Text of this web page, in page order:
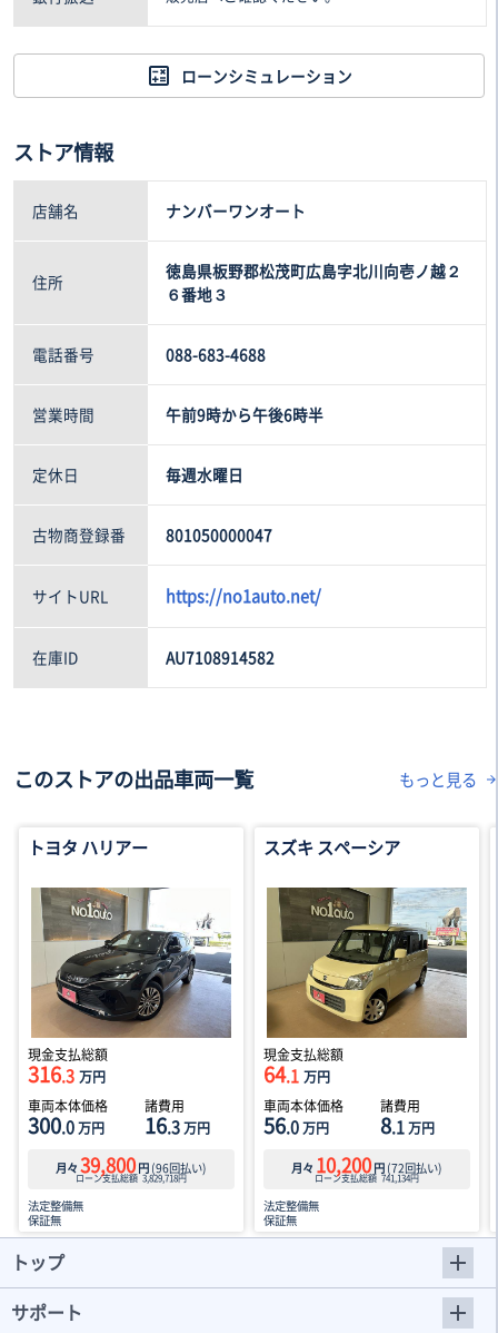
ローンシミュレーション
ストア情報
店舗名 ナンバーワンオート
住所
徳島県板野郡松茂町広島字北川向壱ノ越２
６番地３
電話番号 088-683-4688
営業時間 午前9時から午後6時半
定休日 毎週水曜日
古物商登録番 801050000047
サイトURL https://no1auto.net/
在庫ID AU7108914582
このストアの出品車両一覧 もっと見る
トヨタ ハリアー
現金支払総額
316.3 万円
車両本体価格
300.0万円
諸費用
16.3万円
月々 39,800円 (96回払い)
ローン支払総額 3,829,718円
法定整備無
保証無
スズキ スペーシア
現金支払総額
64.1 万円
車両本体価格
56.0万円
諸費用
8.1万円
月々 10,200円 (72回払い)
ローン支払総額 741,134円
法定整備無
保証無
トップ
サポート